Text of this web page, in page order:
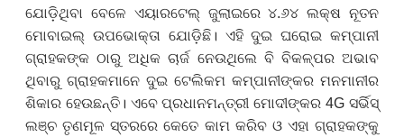
ଯୋଡ଼ିଥିବା ବେଳେ ଏୟାରଟେଲ୍ ଜୁଲାଇରେ ୪.୬୪ ଲକ୍ଷ ନୂତନ
ମୋବାଇଲ୍ ଉପଭୋକ୍ତା ଯୋଡ଼ିଛି। ଏହି ଦୁଇ ଘରୋଇ କମ୍ପାନୀ
ଗ୍ରାହକଙ୍କ ଠାରୁ ଅଧିକ ଚାର୍ଜ ନେଉଥିଲେ ବି ବିକଳ୍ପର ଅଭାବ
ଥିବାରୁ ଗ୍ରାହକମାନେ ଦୁଇ ଟେଲିକମ କମ୍ପାନୀଙ୍କର ମନମାନୀର
ଶିକାର ହେଉଛନ୍ତି। ଏବେ ପ୍ରଧାନମନ୍ତ୍ରୀ ମୋଦୀଙ୍କର4G ସର୍ଭିସ୍‌
ଲଞ୍ଚ ତୃଣମୂଳ ସ୍ତରରେ କେତେ କାମ କରିବ ଓ ଏହା ଗ୍ରାହକଙ୍କୁ